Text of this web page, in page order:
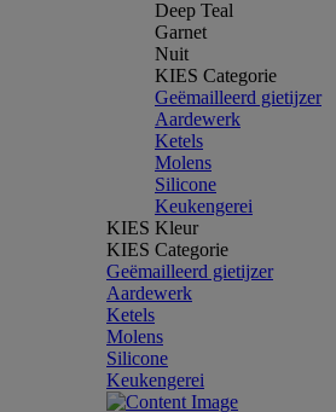
Deep Teal
Garnet
Nuit
KIES Categorie
Geëmailleerd gietijzer
Aardewerk
Ketels
Molens
Silicone
Keukengerei
KIES Kleur
KIES Categorie
Geëmailleerd gietijzer
Aardewerk
Ketels
Molens
Silicone
Keukengerei